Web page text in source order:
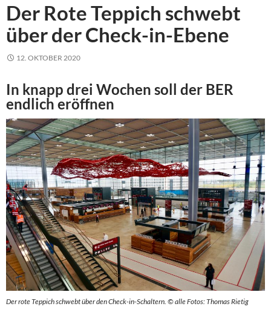
Der Rote Teppich schwebt
über der Check-in-Ebene
12. OKTOBER 2020
In knapp drei Wochen soll der BER
endlich eröffnen
Der rote Teppich schwebt über den Check-in-Schaltern. © alle Fotos: Thomas Rietig